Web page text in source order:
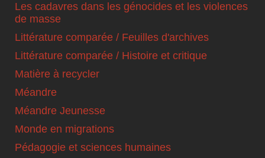
Les cadavres dans les génocides et les violences
de masse
Littérature comparée / Feuilles d'archives
Littérature comparée / Histoire et critique
Matière à recycler
Méandre
Méandre Jeunesse
Monde en migrations
Pédagogie et sciences humaines